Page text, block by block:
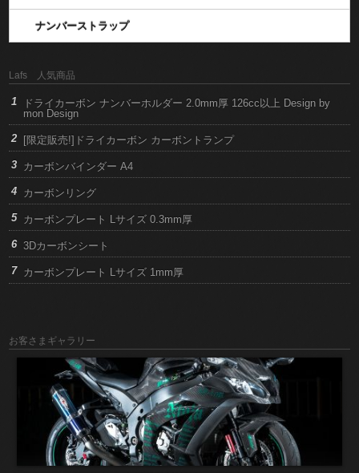
ナンバーストラップ
Lafs 人気商品
ドライカーボン ナンバーホルダー 2.0mm厚 126cc以上 Design by
mon Design
[限定販売!]ドライカーボン カーボントランプ
カーボンバインダー A4
カーボンリング
カーボンプレート Lサイズ 0.3mm厚
3Dカーボンシート
カーボンプレート Lサイズ 1mm厚
お客さまギャラリー